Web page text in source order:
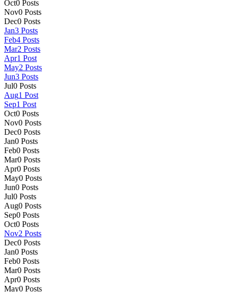
Oct0 Posts
Nov0 Posts
Dec0 Posts
Jan3 Posts
Feb4 Posts
Mar2 Posts
Apr1 Post
May2 Posts
Jun3 Posts
Jul0 Posts
Aug1 Post
Sep1 Post
Oct0 Posts
Nov0 Posts
Dec0 Posts
Jan0 Posts
Feb0 Posts
Mar0 Posts
Apr0 Posts
May0 Posts
Jun0 Posts
Jul0 Posts
Aug0 Posts
Sep0 Posts
Oct0 Posts
Nov2 Posts
Dec0 Posts
Jan0 Posts
Feb0 Posts
Mar0 Posts
Apr0 Posts
May0 Posts